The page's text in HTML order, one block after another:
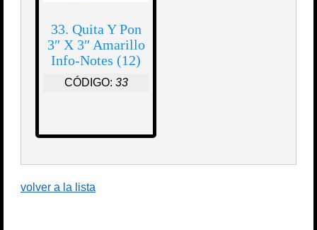
33. Quita Y Pon
3″ X 3″ Amarillo
Info-Notes (12)
CÓDIGO: 33
volver a la lista